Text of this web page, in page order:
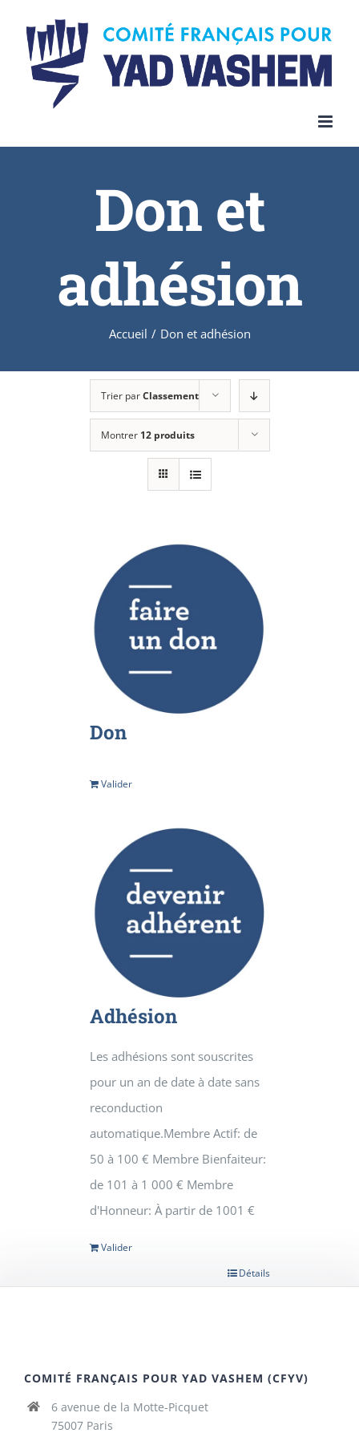
content
Don et
adhésion
Accueil / Don et adhésion
Trier parClassement
Montrer 12 produits
Don
Valider
Adhésion
Les adhésions sont souscrites
pour un an de date à date sans
reconduction
automatique.Membre Actif: de
50 à 100 € Membre Bienfaiteur:
de 101 à 1 000 € Membre
d'Honneur: À partir de 1001 €
Valider
Détails
COMITÉ FRANÇAIS POUR YAD VASHEM (CFYV)
6 avenue de la Motte-Picquet
75007 Paris